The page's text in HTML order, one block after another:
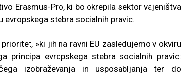
Erasmus-Pro, ki bo okrepila sektor vajeništva
evropskega stebra socialnih pravic.
»ki jih na ravni EU zasledujemo v okviru
principa evropskega stebra socialnih pravic:
izobraževanja in usposabljanja ter do